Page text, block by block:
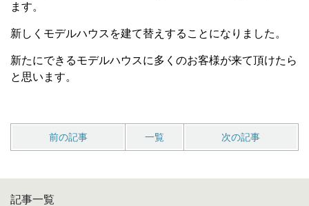
ます。
新しくモデルハウスを建て替えすることになりました。
新たにできるモデルハウスに多くのお客様が来て頂けたら
と思います。
前の記事 一覧 次の記事
記事一覧